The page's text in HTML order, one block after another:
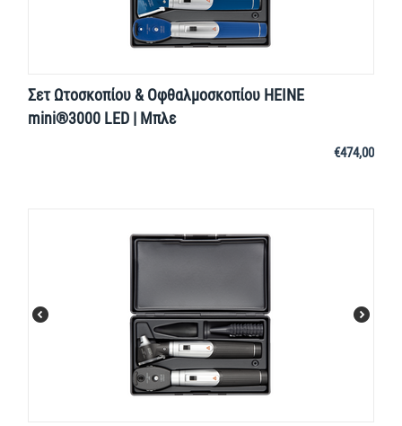
Σετ Ωτοσκοπίου & Οφθαλμοσκοπίου HEINE
mini®3000 LED | Μπλε
€474,00